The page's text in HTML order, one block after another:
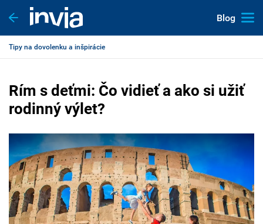
Blog
Tipy na dovolenku a inšpirácie
Rím s deťmi: Čo vidieť a ako si užiť
rodinný výlet?